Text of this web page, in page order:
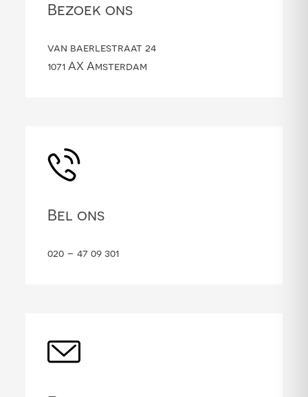
Bezoek ons
van baerlestraat 24
1071 AX Amsterdam
Bel ons
020 – 47 09 301